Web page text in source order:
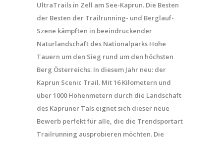
UltraTrails in Zell am See-Kaprun. Die Besten
der Besten der Trailrunning- und Berglauf-
Szene kämpften in beeindruckender
Naturlandschaft des Nationalparks Hohe
Tauern um den Sieg rund um den höchsten
Berg Österreichs. In diesem Jahr neu: der
Kaprun Scenic Trail. Mit 16 Kilometern und
über 1000 Höhenmetern durch die Landschaft
des Kapruner Tals eignet sich dieser neue
Bewerb perfekt für alle, die die Trendsportart
Trailrunning ausprobieren möchten. Die